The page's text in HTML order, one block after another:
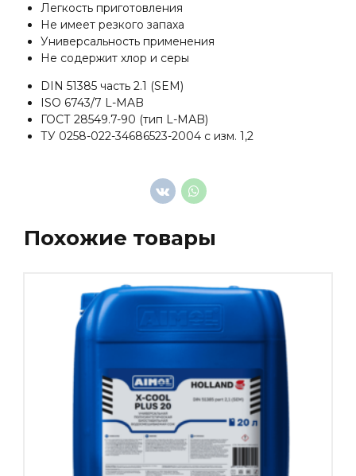
Легкость приготовления
Не имеет резкого запаха
Универсальность применения
Не содержит хлор и серы
DIN 51385 часть 2.1 (SEM)
ISO 6743/7 L-MAB
ГОСТ 28549.7-90 (тип L-МАB)
ТУ 0258-022-34686523-2004 с изм. 1,2
Похожие товары